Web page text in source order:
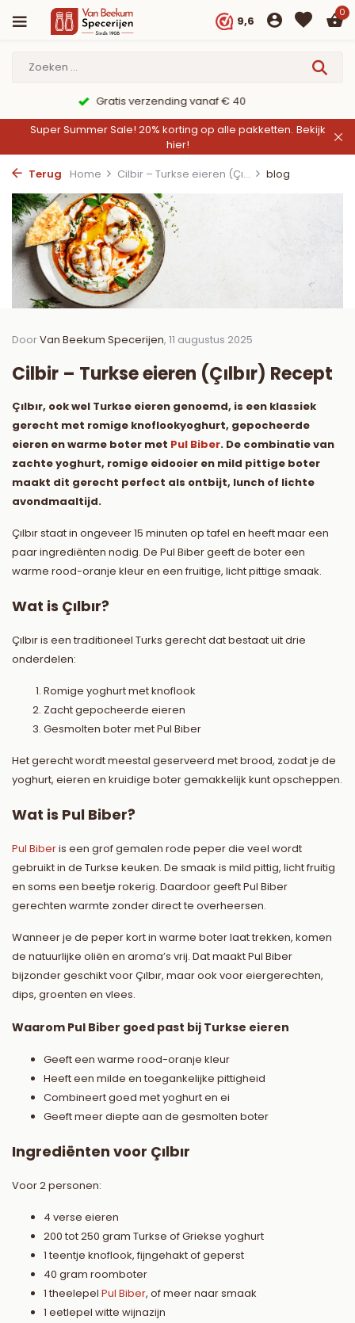
9,6
0
9,6/10 Webwinkelkeur ✔
Super Summer Sale! 20% korting op alle pakketten. Bekijk
hier!
Terug
Home Cilbir – Turkse eieren (Çı... blog
DoorVan Beekum Specerijen, 11 augustus 2025
Cilbir – Turkse eieren (Çılbır) Recept
Çılbır, ook wel Turkse eieren genoemd, is een klassiek
gerecht met romige knoflookyoghurt, gepocheerde
eieren en warme boter met Pul Biber. De combinatie van
zachte yoghurt, romige eidooier en mild pittige boter
maakt dit gerecht perfect als ontbijt, lunch of lichte
avondmaaltijd.
Çılbır staat in ongeveer 15 minuten op tafel en heeft maar een
paar ingrediënten nodig. De Pul Biber geeft de boter een
warme rood-oranje kleur en een fruitige, licht pittige smaak.
Wat is Çılbır?
Çılbır is een traditioneel Turks gerecht dat bestaat uit drie
onderdelen:
Romige yoghurt met knoflook
Zacht gepocheerde eieren
Gesmolten boter met Pul Biber
Het gerecht wordt meestal geserveerd met brood, zodat je de
yoghurt, eieren en kruidige boter gemakkelijk kunt opscheppen.
Wat is Pul Biber?
Pul Biberis een grof gemalen rode peper die veel wordt
gebruikt in de Turkse keuken. De smaak is mild pittig, licht fruitig
en soms een beetje rokerig. Daardoor geeft Pul Biber
gerechten warmte zonder direct te overheersen.
Wanneer je de peper kort in warme boter laat trekken, komen
de natuurlijke oliën en aroma’s vrij. Dat maakt Pul Biber
bijzonder geschikt voor Çılbır, maar ook voor eiergerechten,
dips, groenten en vlees.
Waarom Pul Biber goed past bij Turkse eieren
Geeft een warme rood-oranje kleur
Heeft een milde en toegankelijke pittigheid
Combineert goed met yoghurt en ei
Geeft meer diepte aan de gesmolten boter
Ingrediënten voor Çılbır
Voor 2 personen:
4 verse eieren
200 tot 250 gram Turkse of Griekse yoghurt
1 teentje knoflook, fijngehakt of geperst
40 gram roomboter
1 theelepel Pul Biber, of meer naar smaak
1 eetlepel witte wijnazijn